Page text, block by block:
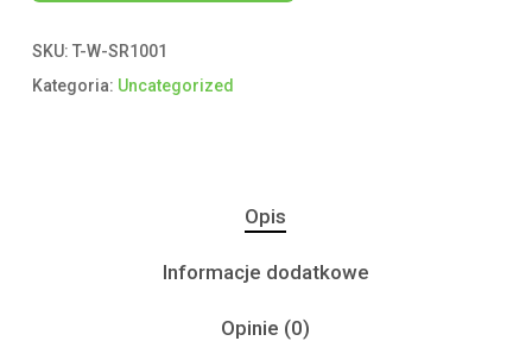
SKU: T-W-SR1001
Kategoria: Uncategorized
Opis
Informacje dodatkowe
Opinie (0)